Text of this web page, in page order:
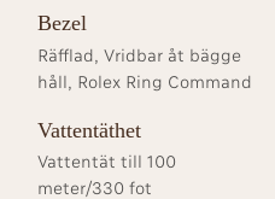
Bezel
Räfflad, Vridbar åt bägge
håll, Rolex Ring Command
Vattentäthet
Vattentät till 100
meter/330 fot